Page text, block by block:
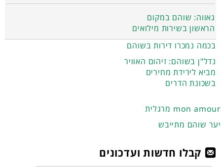
גאווה: שוהם במקום
הראשון בשירות מילואים
בכמה נמכרו דירות בשוהם
נדל"ן בשוהם: זיהום האוויר
מביא לירידת מחירים
בשכונת הדרים
מרגלית mon amour
יער שוהם מתייבש
קבלו חדשות ועדכונים